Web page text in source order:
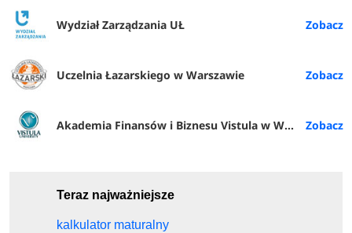
Wydział Zarządzania UŁ
Uczelnia Łazarskiego w Warszawie
Akademia Finansów i Biznesu Vistula w Warszawie
Teraz najważniejsze
kalkulator maturalny